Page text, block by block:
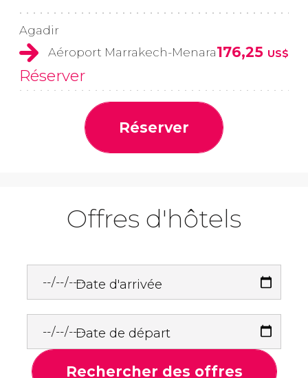
Agadir
Aéroport Marrakech-Menara176,25 US$
Réserver
Réserver
Offres d'hôtels
Date d'arrivée
Date de départ
Rechercher des offres